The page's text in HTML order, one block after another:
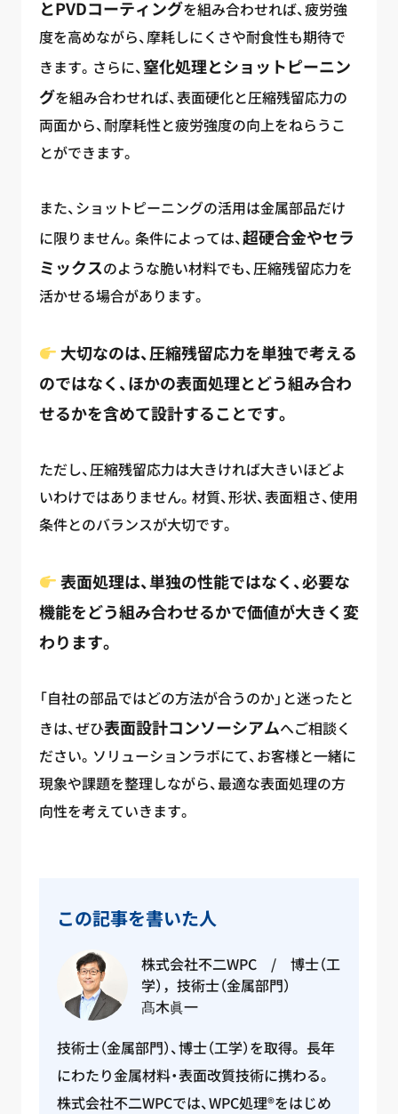
とPVDコーティングを組み合わせれば、疲労強
度を高めながら、摩耗しにくさや耐食性も期待で
きます。さらに、窒化処理とショットピーニン
グを組み合わせれば、表面硬化と圧縮残留応力の
両面から、耐摩耗性と疲労強度の向上をねらうこ
とができます。
また、ショットピーニングの活用は金属部品だけ
に限りません。条件によっては、超硬合金やセラ
ミックスのような脆い材料でも、圧縮残留応力を
活かせる場合があります。
大切なのは、圧縮残留応力を単独で考える
のではなく、ほかの表面処理とどう組み合わ
せるかを含めて設計することです。
ただし、圧縮残留応力は大きければ大きいほどよ
いわけではありません。材質、形状、表面粗さ、使用
条件とのバランスが大切です。
表面処理は、単独の性能ではなく、必要な
機能をどう組み合わせるかで価値が大きく変
わります。
「自社の部品ではどの方法が合うのか」と迷ったと
きは、ぜひ表面設計コンソーシアムへご相談く
ださい。ソリューションラボにて、お客様と一緒に
現象や課題を整理しながら、最適な表面処理の方
向性を考えていきます。
この記事を書いた人
株式会社不二WPC / 博士（工
学），技術士（金属部門）
髙木眞一
技術士（金属部門）、博士（工学）を取得。 長年
にわたり金属材料・表面改質技術に携わる。
株式会社不二WPCでは、WPC処理®をはじめ